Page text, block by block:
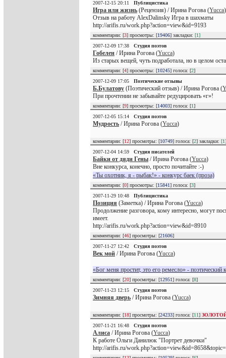
2007-12-15 20:11
Публицистика
Игра или жизнь (Рецензия) / Ирина Рогова (Yucca)
Отзыв на работу AlexDalinsky Игра в шахматы
http://arifis.ru/work.php?action=view&id=9193
комментарии: [3] просмотры: [19406] закладки: [1]
2007-12-09 17:38
Студия поэтов
Гобелен / Ирина Рогова (Yucca)
Из старых вещей, чуть подработала, но в целом
комментарии: [4] просмотры: [10245] голоса: [2]
2007-12-09 17:05
Поэтические отзывы
Б.Булатову (Поэтический отзыв) / Ирина Рогова (
При прочтении не забывайте редуцировать «г»!
комментарии: [9] просмотры: [14003] голоса: [1]
2007-12-05 15:14
Студия поэтов
Мудрость / Ирина Рогова (Yucca)
комментарии: [12] просмотры: [10749] голоса: [2] закладки: [1]
2007-12-04 14:59
Студия писателей
Байки от дяди Гены / Ирина Рогова (Yucca)
Вне конкурса, конечно, просто почитайте :-)
«Ты охотник, я - рыбак!» - конкурс баек (проза)
комментарии: [0] просмотры: [15841] голоса: [3]
2007-11-29 10:48
Публицистика
Позиция (Заметка) / Ирина Рогова (Yucca)
Продолжение разговора, кому интересно, могут
имеет.
http://arifis.ru/work.php?action=view&id=8910
комментарии: [46] просмотры: [21606]
2007-11-27 12:42
Студия поэтов
Век мой / Ирина Рогова (Yucca)
«Бог меня простит, это его ремесло» - поэтический
комментарии: [20] просмотры: [12951] голоса: [8]
2007-11-23 12:15
Студия поэтов
Зимняя дверь / Ирина Рогова (Yucca)
комментарии: [18] просмотры: [24233] голоса: [11]
2007-11-21 16:48
Студия поэтов
Алиса / Ирина Рогова (Yucca)
К работе Ольги Данилюк "Портрет девочки"
http://arifis.ru/